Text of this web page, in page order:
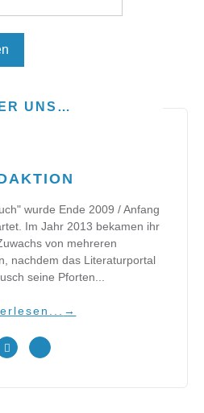
UNS…
wurde Ende 2009 / Anfang
Im Jahr 2013 bekamen ihr
von mehreren
nachdem das Literaturportal
seine Pforten...
→